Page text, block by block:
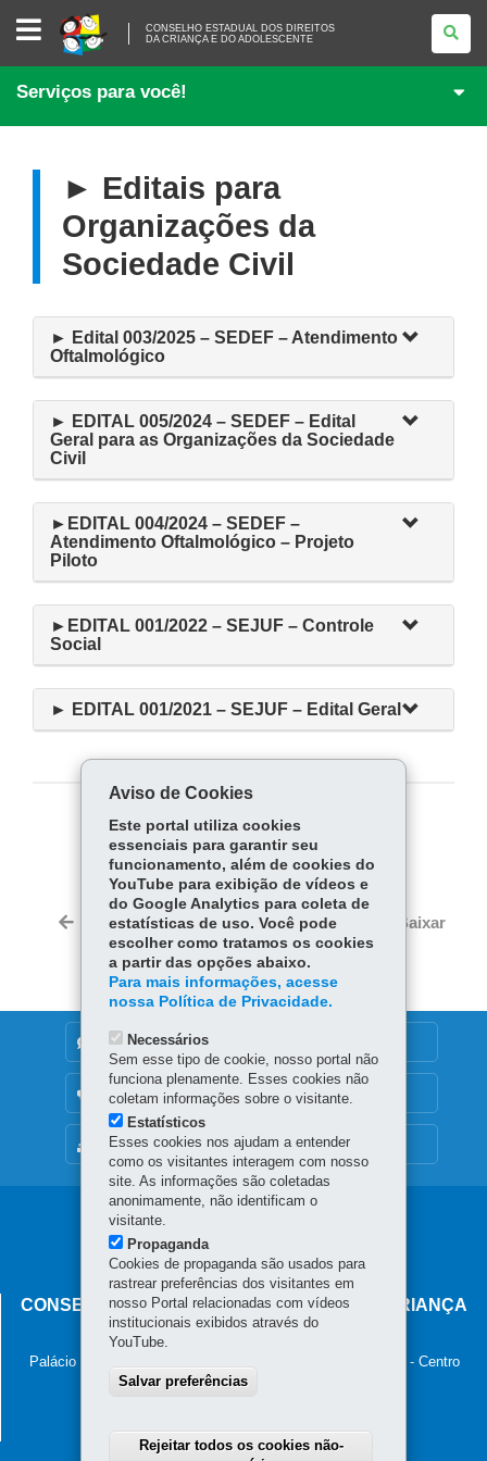
CONSELHO
ESTADUAL
DOS
DIREITOS
CRIANÇA
DO
CONSELHO ESTADUAL DOS DIREITOS
DA CRIANÇA E DO ADOLESCENTE
Serviços para você!
► Editais para
Organizações da
Sociedade Civil
► Edital 003/2025 – SEDEF – Atendimento
Oftalmológico
► EDITAL 005/2024 – SEDEF – Edital
Geral para as Organizações da Sociedade
Civil
►EDITAL 004/2024 – SEDEF –
Atendimento Oftalmológico – Projeto
Piloto
►EDITAL 001/2022 – SEJUF – Controle
Social
► EDITAL 001/2021 – SEJUF – Edital Geral
COMPARTILHE:
Fa
ce
bo
ok
Tw
itt
er
W
ha
ts
Ap
Voltar Início Imprimir Baixar
MAPA DO SITE
DENUNCIE CORRUPÇÃO
OUVIDORIA
Navegação
principal
CONSELHO ESTADUAL DOS DIREITOS DA CRIANÇA
E DO ADOLESCENTE
Palácio das Araucárias - Rua Jacy Loureiro de Campos, s/n - Centro
Cívico
Aviso de Cookies
Este portal utiliza cookies
essenciais para garantir seu
funcionamento, além de cookies do
YouTube para exibição de vídeos e
do Google Analytics para coleta de
estatísticas de uso. Você pode
escolher como tratamos os cookies
a partir das opções abaixo.
Para mais informações, acesse
nossa Política de Privacidade.
Necessários
Sem esse tipo de cookie, nosso portal não
funciona plenamente. Esses cookies não
coletam informações sobre o visitante.
Estatísticos
Esses cookies nos ajudam a entender
como os visitantes interagem com nosso
site. As informações são coletadas
anonimamente, não identificam o
visitante.
Propaganda
Cookies de propaganda são usados para
rastrear preferências dos visitantes em
nosso Portal relacionadas com vídeos
institucionais exibidos através do
YouTube.
Salvar preferências
Rejeitar todos os cookies não-